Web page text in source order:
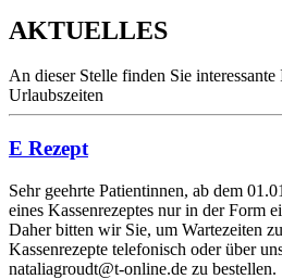
AKTUELLES
An dieser Stelle finden Sie
Urlaubszeiten
E Rezept
Sehr geehrte Patientinnen, ab dem
eines Kassenrezeptes nur in der Form
Daher bitten wir Sie, um Wartezeiten
Kassenrezepte telefonisch oder über
nataliagroudt@t-online.de zu bestellen.